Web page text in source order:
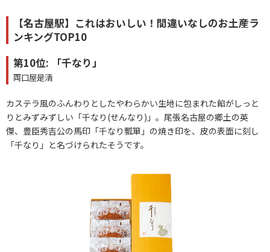
【名古屋駅】これはおいしい！間違いなしのお土産ラ
ンキングTOP10
第10位: 「千なり」
両口屋是清
カステラ風のふんわりとしたやわらかい生地に包まれた餡がしっと
りとみずみずしい「千なり(せんなり)」。尾張名古屋の郷土の英
傑、豊臣秀吉公の馬印「千なり瓢箪」の焼き印を、皮の表面に刻し
「千なり」と名づけられたそうです。